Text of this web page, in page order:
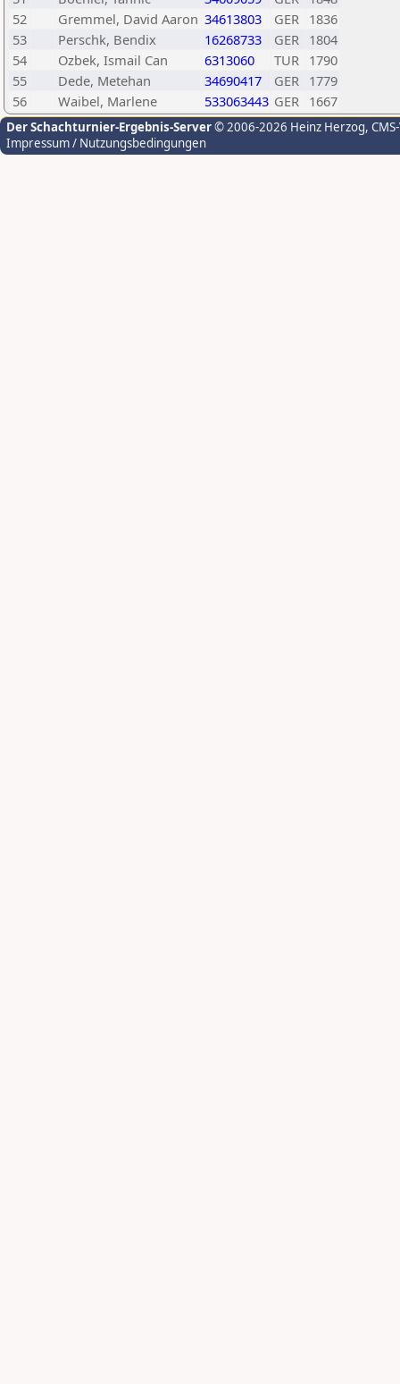
52
Gremmel, David Aaron 34613803 GER 1836
53
Perschk, Bendix 16268733 GER 1804
54
Ozbek, Ismail Can 6313060 TUR 1790
55
Dede, Metehan 34690417 GER 1779
56
Waibel, Marlene 533063443 GER 1667
Der Schachturnier-Ergebnis-Server© 2006-2026 Heinz Herzog,
Impressum / Nutzungsbedingungen